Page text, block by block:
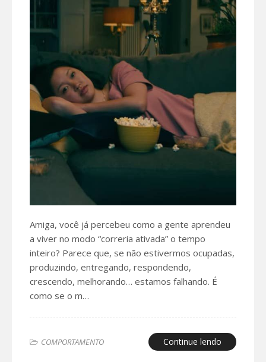
Amiga, você já percebeu como a gente aprendeu
a viver no modo “correria ativada” o tempo
inteiro? Parece que, se não estivermos ocupadas,
produzindo, entregando, respondendo,
crescendo, melhorando… estamos falhando. É
como se o m…
COMPORTAMENTO Continue lendo